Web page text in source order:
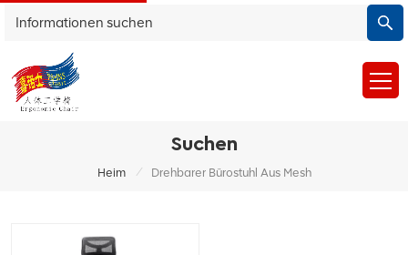
Suchen
Heim / Drehbarer Bürostuhl Aus Mesh